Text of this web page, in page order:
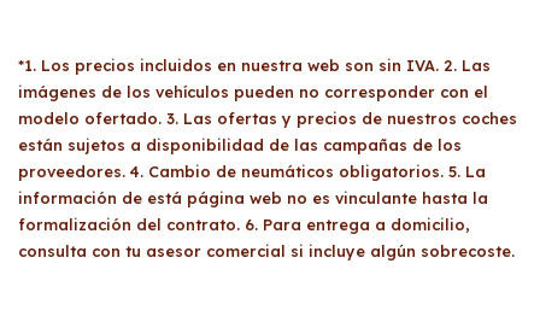
*1. Los precios incluidos en nuestra web son sin IVA. 2. Las
imágenes de los vehículos pueden no corresponder con el
modelo ofertado. 3. Las ofertas y precios de nuestros coches
están sujetos a disponibilidad de las campañas de los
proveedores. 4. Cambio de neumáticos obligatorios. 5. La
información de está página web no es vinculante hasta la
formalización del contrato. 6. Para entrega a domicilio,
consulta con tu asesor comercial si incluye algún sobrecoste.